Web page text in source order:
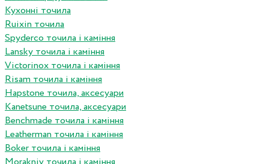
Кухонні точила
Ruixin точила
Spyderco точила і каміння
Lansky точила і каміння
Victorinox точила і каміння
Risam точила і каміння
Hapstone точила, аксесуари
Kanetsune точила, аксесуари
Benchmade точила і каміння
Leatherman точила і каміння
Boker точила і каміння